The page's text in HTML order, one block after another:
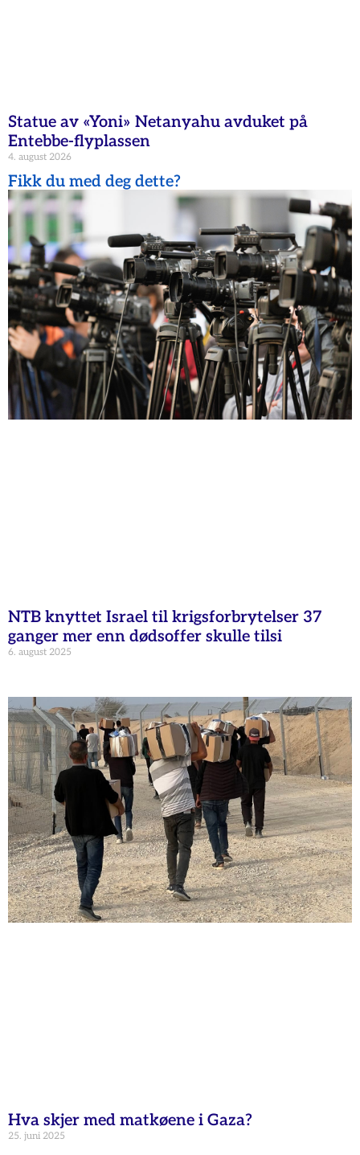
Statue av «Yoni» Netanyahu avduket på
Entebbe-flyplassen
4. august 2026
Fikk du med deg dette?
NTB knyttet Israel til krigsforbrytelser 37
ganger mer enn dødsoffer skulle tilsi
6. august 2025
Hva skjer med matkøene i Gaza?
25. juni 2025